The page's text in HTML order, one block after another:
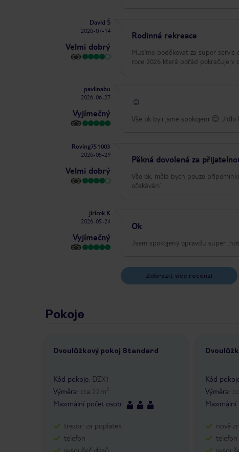
David Š
2026-07-14
Velmi dobrý
Rodinná rekreace
Musíme poděkovat za super
roce 2026 která pořád pokračuje
pavlinabu
2026-06-27
Vyjímečný
☺️
Vše ok byli jsme spokojeni 😊
Roving751003
2026-05-29
Velmi dobrý
Pěkná dovolená za
Vše ok, měla bych pouze
očekávání.
jiricek K
2026-05-24
Vyjímečný
Ok
Jsem
Zobrazit více recenzí
Pokoje
Dvoulůžkový pokoj Standard
1 /4
Kód pokoje: DZX1
Výměra: cca 22m2
Maximální počet osob:
trezor: za poplatek
telefon
vysoušeč vlasů
1 /3
Kód
Výměra:
nově
telefon